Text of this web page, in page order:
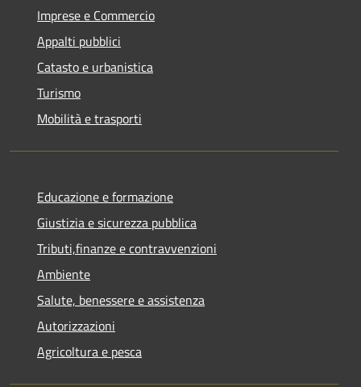
Imprese e Commercio
Appalti pubblici
Catasto e urbanistica
Turismo
Mobilità e trasporti
Educazione e formazione
Giustizia e sicurezza pubblica
Tributi,finanze e contravvenzioni
Ambiente
Salute, benessere e assistenza
Autorizzazioni
Agricoltura e pesca